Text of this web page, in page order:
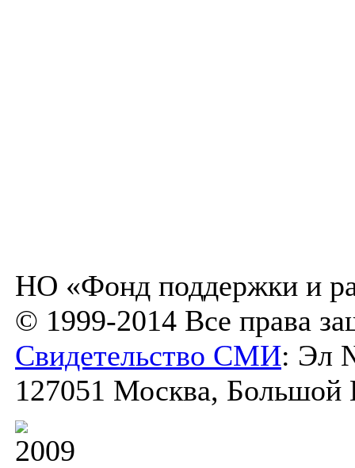
НО «Фонд поддержки и
© 1999-2014 Все права
Свидетельство СМИ: Эл
127051 Москва, Большой
2009